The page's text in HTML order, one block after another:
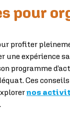
pour
profiter
une expérience
programme
Ces
nos